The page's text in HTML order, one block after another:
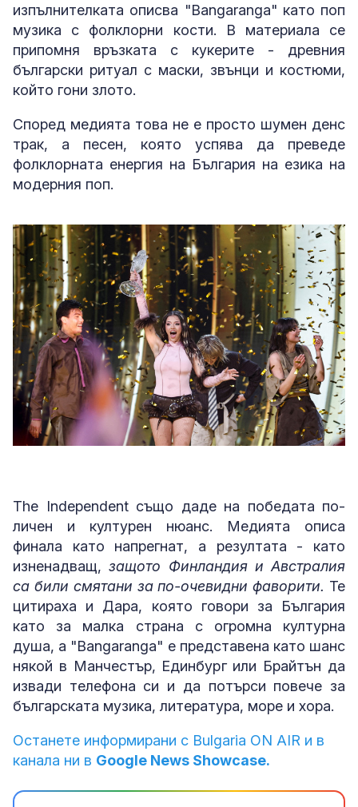
изпълнителката описва "Bangaranga" като поп
музика с фолклорни кости. В материала се
припомня връзката с кукерите - древния
български ритуал с маски, звънци и костюми,
който гони злото.
Според медията това не е просто шумен денс
трак, а песен, която успява да преведе
фолклорната енергия на България на езика на
модерния поп.
The Independent също даде на победата по-
личен и културен нюанс. Медията описа
финала като напрегнат, а резултата - като
изненадващ,защото Финландия и Австралия
са били смятани за по-очевидни фаворити. Те
цитираха и Дара, която говори за България
като за малка страна с огромна културна
душа, а "Bangaranga" е представена като шанс
някой в Манчестър, Единбург или Брайтън да
извади телефона си и да потърси повече за
българската музика, литература, море и хора.
Останете информирани с Bulgaria ON AIR и в
канала ни в Google News Showcase.